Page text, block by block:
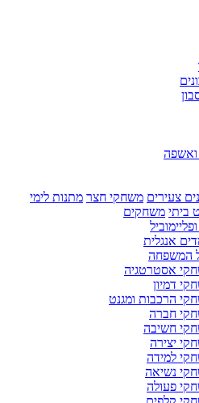
ואשפה
צעירים משחקי חצר מתנות לימי
ביתי משחקים
אנגלית
המשפחה
אסטרטגיה
דמיון
הרכבות ומגנט
חברה
חשיבה
יצירה
למידה
נשיאה
פעולה